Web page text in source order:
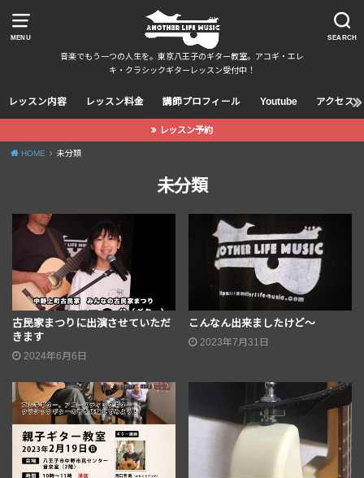
MENU SEARCH
音楽でもう一つの人生を。東京八王子のギター教室。アコギ・エレ
キ・クラシックギターレッスン受付中！
レッスン内容 レッスン料金 講師プロフィール Youtube アクセス
レッスン予約
HOME 未分類
未分類
古民家まつりに出演させていただ
きます
2024年6月6日
こんなん出来ましたけど〜
2023年7月31日